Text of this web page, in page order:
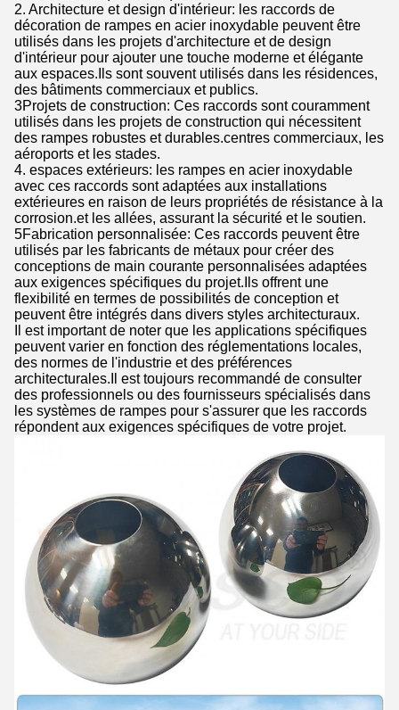
2. Architecture et design d'intérieur: les raccords de
décoration de rampes en acier inoxydable peuvent être
utilisés dans les projets d'architecture et de design
d'intérieur pour ajouter une touche moderne et élégante
aux espaces.Ils sont souvent utilisés dans les résidences,
des bâtiments commerciaux et publics.
3Projets de construction: Ces raccords sont couramment
utilisés dans les projets de construction qui nécessitent
des rampes robustes et durables.centres commerciaux, les
aéroports et les stades.
4. espaces extérieurs: les rampes en acier inoxydable
avec ces raccords sont adaptées aux installations
extérieures en raison de leurs propriétés de résistance à la
corrosion.et les allées, assurant la sécurité et le soutien.
5Fabrication personnalisée: Ces raccords peuvent être
utilisés par les fabricants de métaux pour créer des
conceptions de main courante personnalisées adaptées
aux exigences spécifiques du projet.Ils offrent une
flexibilité en termes de possibilités de conception et
peuvent être intégrés dans divers styles architecturaux.
Il est important de noter que les applications spécifiques
peuvent varier en fonction des réglementations locales,
des normes de l'industrie et des préférences
architecturales.Il est toujours recommandé de consulter
des professionnels ou des fournisseurs spécialisés dans
les systèmes de rampes pour s'assurer que les raccords
répondent aux exigences spécifiques de votre projet.